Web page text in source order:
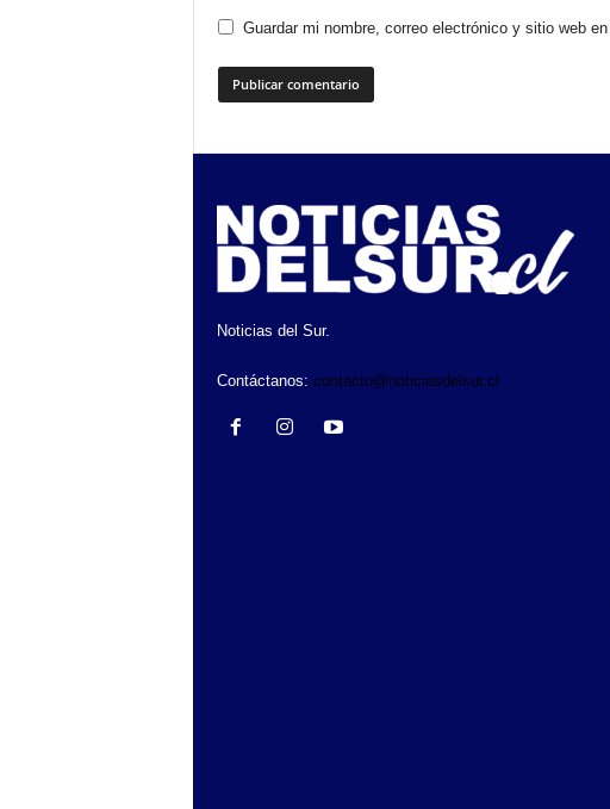
Guardar mi nombre, correo electrónico y sitio web
Noticias del Sur.
Contáctanos: contacto@noticiasdelsur.cl